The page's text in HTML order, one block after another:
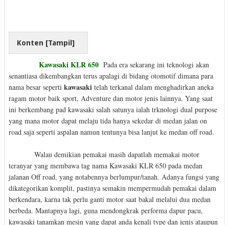
Konten [Tampil]
Kawasaki KLR 650 Pada era sekarang ini teknologi akan
senantiasa dikembangkan terus apalagi di bidang otomotif dimana para
nama besar seperti kawasaki telah terkanal dalam menghadirkan aneka
ragam motor baik sport, Adventure dan motor jenis lainnya. Yang saat
ini berkembang pad kawasaki salah satunya ialah trknologi dual purpose
yang mana motor dapat melaju tida hanya sekedar di medan jalan on
road saja seperti aspalan namun tentunya bisa lanjut ke medan off road.
Walau demikian pemakai masih dapatlah memakai motor
teranyar yang membawa tag nama Kawasaki KLR 650 pada medan
jalanan Off road, yang notabennya berlumpur/tanah. Adanya fungsi yang
dikategorikan komplit, pastinya semakin mempermudah pemakai dalam
berkendara, karna tak perlu ganti motor saat bakal melalui dua medan
berbeda. Mantapnya lagi, guna mendongkrak performa dapur pacu,
kawasaki tanamkan mesin yang dapat anda kenali type dan jenis ataupun